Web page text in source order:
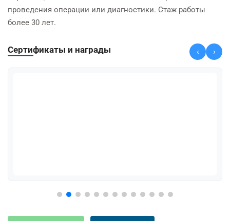
проведения операции или диагностики. Стаж работы
более 30 лет.
Сертификаты и награды ‹ ›